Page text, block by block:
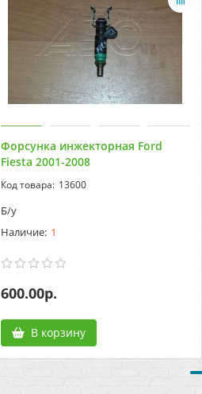
Форсунка инжекторная Ford
Fiesta 2001-2008
13600
Б/у
1
600.00р.
В корзину